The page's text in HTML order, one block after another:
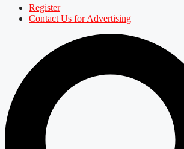
Register
Contact Us for Advertising